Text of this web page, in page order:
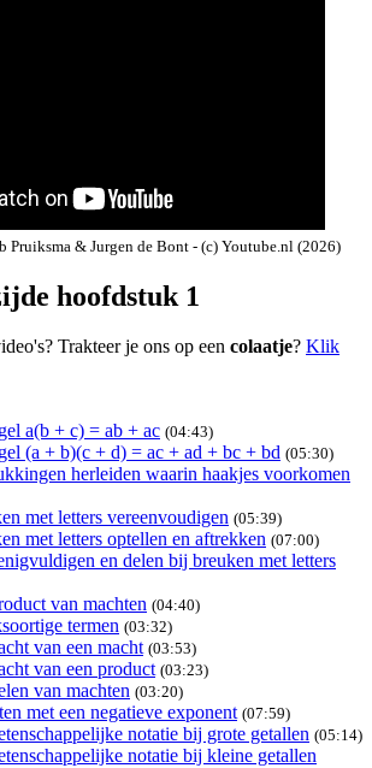
Pruiksma & Jurgen de Bont - (c) Youtube.nl (2026)
hoofdstuk 1
Trakteer je ons op een colaatje? Klik
a(b + c) = ab + ac (04:43)
(a + b)(c + d) = ac + ad + bc + bd (05:30)
herleiden waarin haakjes voorkomen
met letters vereenvoudigen (05:39)
met letters optellen en aftrekken (07:00)
en delen bij breuken met letters
van machten (04:40)
termen (03:32)
van een macht (03:53)
van een product (03:23)
van machten (03:20)
met een negatieve exponent (07:59)
notatie bij grote getallen (05:14)
notatie bij kleine getallen